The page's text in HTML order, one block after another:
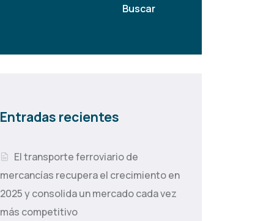
Buscar
Entradas recientes
El transporte ferroviario de
mercancías recupera el crecimiento en
2025 y consolida un mercado cada vez
más competitivo